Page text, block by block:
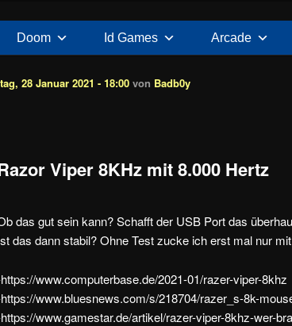
Arcade
Doom Id Games Arcade
Viper 8KHz mit 8.000 Hertz
28 Januar 2021 - 18:00 von Badb0y
das gut sein kann? Schafft der USB Port das
das dann stabil? Ohne Test zucke ich erst mal nur
www.computerbase.de/2021-01/razer-viper-8khz
www.bluesnews.com/s/218704/razer_s-8k-
www.gamestar.de/artikel/razer-viper-8khz-wer-